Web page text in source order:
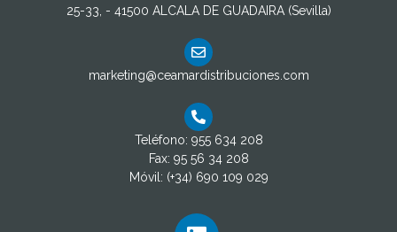
25-33, - 41500 ALCALA DE GUADAIRA (Sevilla)
marketing@ceamardistribuciones.com
Teléfono: 955 634 208
Fax: 95 56 34 208
Móvil: (+34) 690 109 029